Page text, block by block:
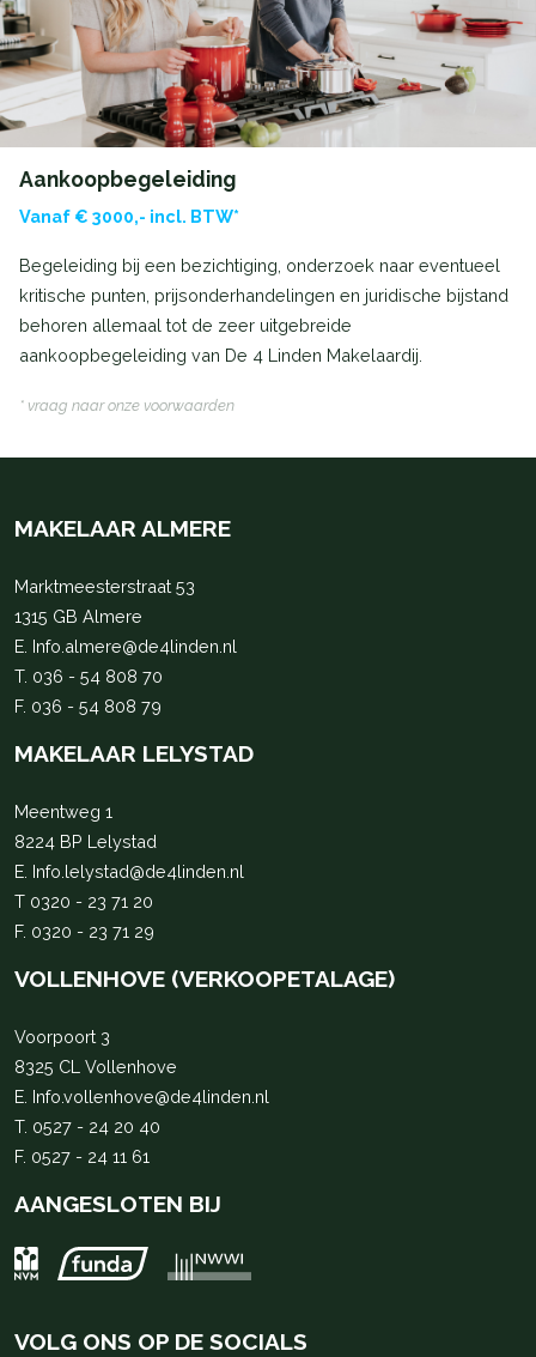
Aankoopbegeleiding
Vanaf € 3000,- incl. BTW*
Begeleiding bij een bezichtiging, onderzoek naar eventueel
kritische punten, prijsonderhandelingen en juridische bijstand
behoren allemaal tot de zeer uitgebreide
aankoopbegeleiding van De 4 Linden Makelaardij.
* vraag naar onze voorwaarden
MAKELAAR ALMERE
Marktmeesterstraat 53
1315 GB Almere
E. Info.almere@de4linden.nl
T. 036 - 54 808 70
F. 036 - 54 808 79
MAKELAAR LELYSTAD
Meentweg 1
8224 BP Lelystad
E. Info.lelystad@de4linden.nl
T 0320 - 23 71 20
F. 0320 - 23 71 29
VOLLENHOVE (VERKOOPETALAGE)
Voorpoort 3
8325 CL Vollenhove
E. Info.vollenhove@de4linden.nl
T. 0527 - 24 20 40
F. 0527 - 24 11 61
AANGESLOTEN BIJ
VOLG ONS OP DE SOCIALS